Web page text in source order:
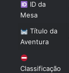
ID da
Mesa
Título da
Aventura
Classificação